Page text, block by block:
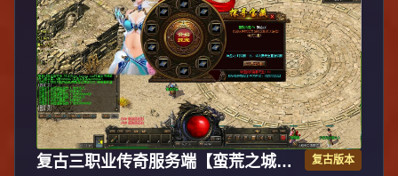
消耗、材料及概率优化（适配周服节奏）；剧情三老者/尊
者材料数量与成功率优化、老马猴/卖酒老头/定海神针合成
修改、震天凯/穿针引线合成问题修复；云顶天宫进图条件
调整，难度适当降低。
复古三职业传奇服务端【蛮荒之城】
复古版本